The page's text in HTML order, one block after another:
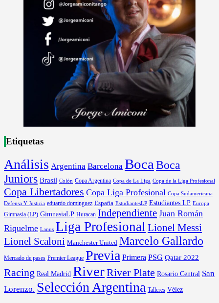
Etiquetas
Análisis Argentina Barcelona Boca Boca
Juniors Brasil Colón Copa Argentina Copa de La Liga Copa de la Liga Profesional
Copa Libertadores Copa Liga Profesional Copa Sudamericana
Defensa Y Justicia eduardo dominguez España EstudiantesLP Estudiantes LP Europa
Gimnasia (LP) GimnasiaLP Huracan Independiente Juan Román
Riquelme Lanus Liga Profesional Lionel Messi
Lionel Scaloni Manchester United Marcelo Gallardo
Mercado de pases Premier League Previa Primera PSG Qatar 2022
Racing Real Madrid RiverRiver Plate Rosario Central San
Lorenzo. Selección Argentina Talleres Vélez